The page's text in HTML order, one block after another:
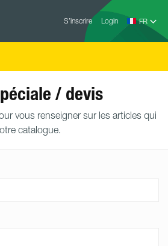
S’inscrire Login
/ devis
vous renseigner sur les articles qui
catalogue.